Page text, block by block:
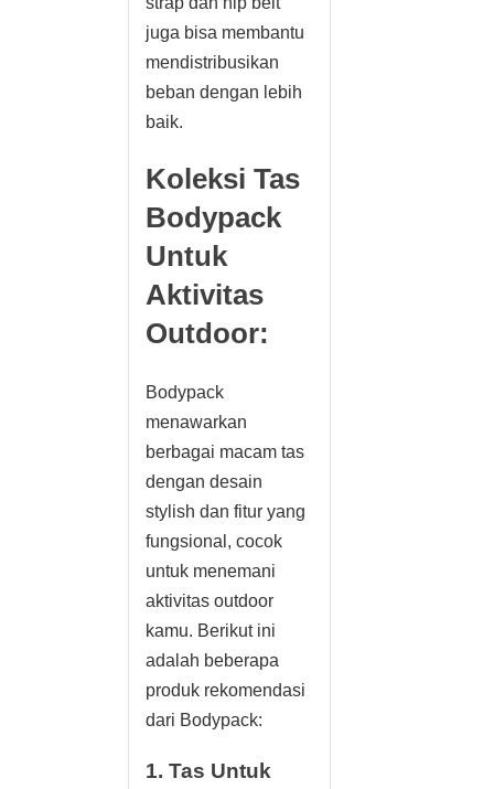
juga bisa membantu
mendistribusikan
beban dengan lebih
baik.
Koleksi Tas
Bodypack
Untuk
Aktivitas
Outdoor:
Bodypack
menawarkan
berbagai macam tas
dengan desain
stylish dan fitur yang
fungsional, cocok
untuk menemani
aktivitas outdoor
kamu. Berikut ini
adalah beberapa
produk rekomendasi
dari Bodypack:
1. Tas Untuk